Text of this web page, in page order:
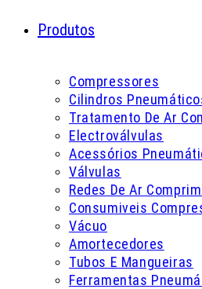
Produtos
Compressores
Cilindros
Tratamento De Ar
Electroválvulas
Acessórios
Válvulas
Redes De Ar
Consumiveis
Vácuo
Amortecedores
Tubos E Mangueiras
Ferramentas